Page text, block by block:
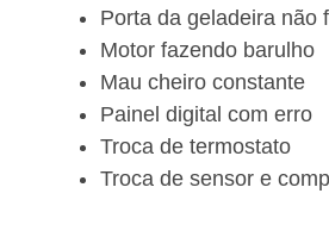
Porta da geladeira não
Motor fazendo barulho
Mau cheiro constante
Painel digital com erro
Troca de termostato
Troca de sensor e